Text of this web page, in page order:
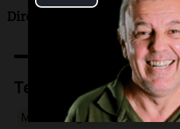
Video
Dirección general: Sergio
Temas
Manuel Belgrano choznos